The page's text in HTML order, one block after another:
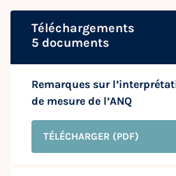
Téléchargements
5 documents
Remarques sur
de mesure de l’ANQ
TÉLÉCHARGER (PDF)